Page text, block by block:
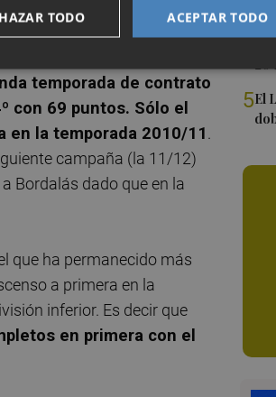
4
20
5El
de Elche y los
en la séptima jornada
temporada de contrato
con 69 puntos. Sólo el
en la temporada 2010/11 .
campaña (la 11/12)
Bordalás dado que en la
que ha permanecido más
a primera en la
inferior. Es decir que
en primera con el
ACEPTAR TODO
TODO